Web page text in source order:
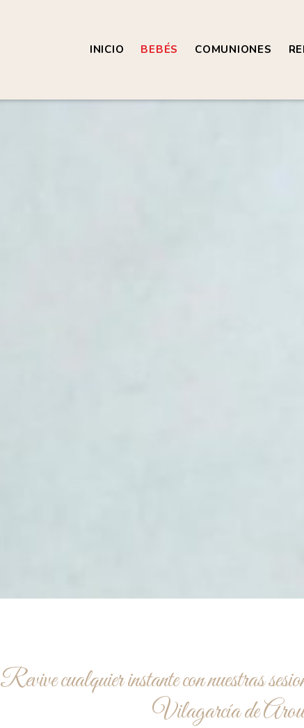
INICIO BEBÉS COMUNIONES
Revive cualquier instante con nuestras
Vilagarcía de